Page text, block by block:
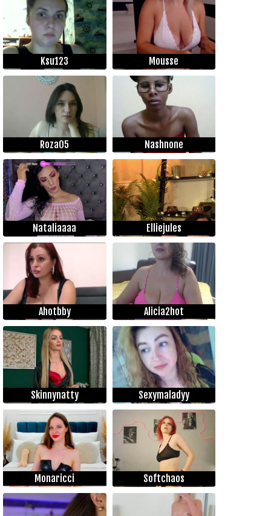
Ksu123 Mousse
Roza05 Nashnone
Nataliaaaa Elliejules
Ahotbby Alicia2hot
Skinnynatty Sexymaladyy
Monaricci Softchaos